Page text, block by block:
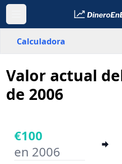
Calculadora
Italia
País
Año inicial
Valor actual
de 2006
€100
en 2006